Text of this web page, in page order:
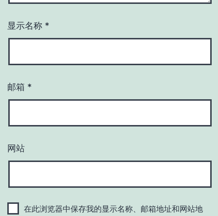
显示名称 *
邮箱 *
网站
在此浏览器中保存我的显示名称、邮箱地址和网站地